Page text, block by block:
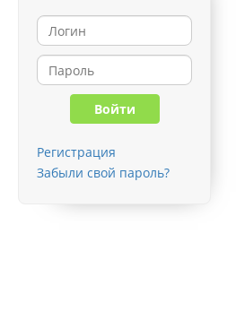
Регистрация
Забыли свой пароль?